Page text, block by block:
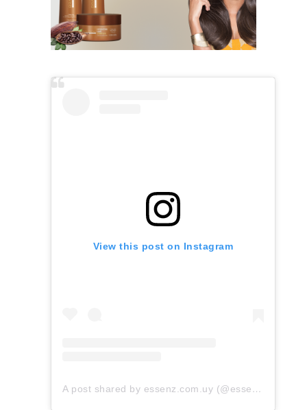
View this post on Instagram
A post shared by essenz.com.uy (@essenz.com.uy)